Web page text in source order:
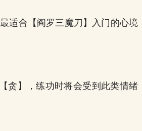
适合【阎罗三魔刀】入门的心境
贪】，练功时将会受到此类情绪